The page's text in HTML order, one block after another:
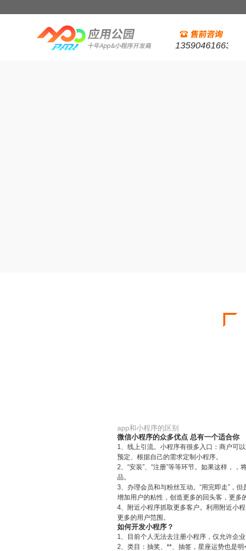
13590461663
app和小程序的区别
微信小程序的众多优点 总有一个适合你
1、线上引流。小程序有很多入口：商户可
预定、根据自己的需求定制小程序。
2、“安装”、“注册”等等环节。如果这样，
品。
3、办理会员和与粉丝互动。“用完即走”，
增加用户的粘性，创造更多的回头客，更多
4、附近小程序抓取更多客户。利用附近小
更多的用户范围。
如何开发小程序？
1、目前个人无法去注册小程序，仅允许企
2、类目：抽奖、**、抽签，星座运势也是明